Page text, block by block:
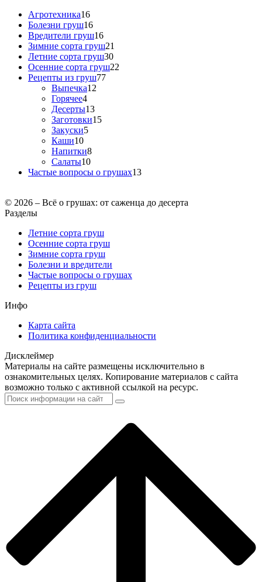
Агротехника16
Болезни груш16
Вредители груш16
Зимние сорта груш21
Летние сорта груш30
Осенние сорта груш22
Рецепты из груш77
Выпечка12
Горячее4
Десерты13
Заготовки15
Закуски5
Каши10
Напитки8
Салаты10
Частые вопросы о грушах13
© 2026 – Всё о грушах: от саженца до десерта
Разделы
Летние сорта груш
Осенние сорта груш
Зимние сорта груш
Болезни и вредители
Частые вопросы о грушах
Рецепты из груш
Инфо
Карта сайта
Политика конфиденциальности
Дисклеймер
Материалы на сайте размещены исключительно в
ознакомительных целях. Копирование материалов с сайта
возможно только с активной ссылкой на ресурс.